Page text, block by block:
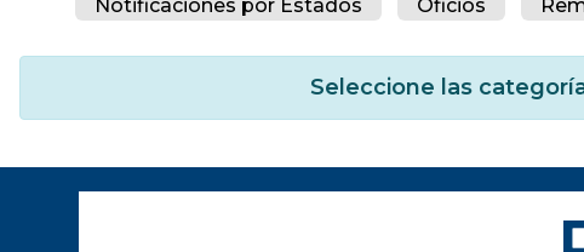
Notificaciones por Estados
Oficios
Seleccione las